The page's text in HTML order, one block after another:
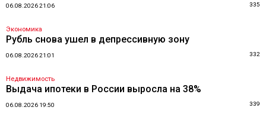
06.08.2026 21:06 335
Экономика
Рубль снова ушел в депрессивную зону
06.08.2026 21:01 332
Недвижимость
Выдача ипотеки в России выросла на 38%
06.08.2026 19:50 339